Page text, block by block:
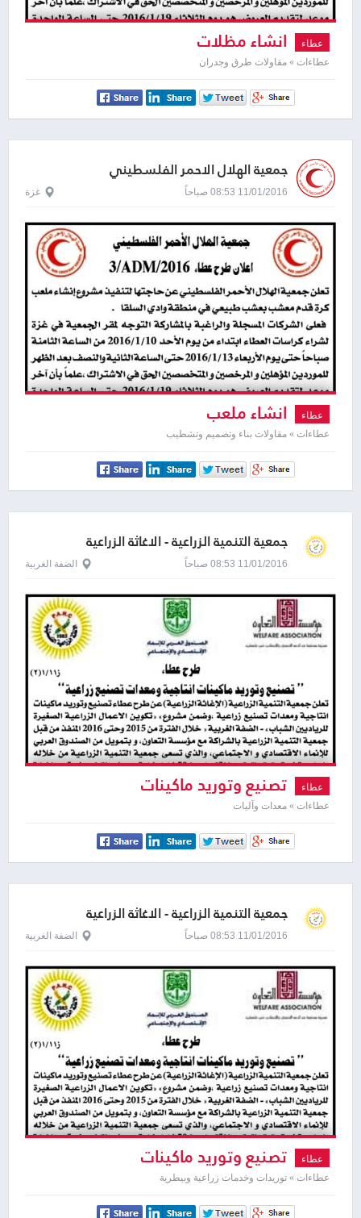
عطاء انشاء مظلات
عطاءات » مقاولات طرق وجدران
جمعية الهلال الاحمر الفلسطيني
11/01/2016 08:53 صباحاً غزة
عطاء انشاء ملعب
عطاءات » مقاولات بناء وتصميم وتشطيب
جمعية التنمية الزراعية - الاغاثة الزراعية
الفلسطينية - بارك
11/01/2016 08:53 صباحاً الضفة الغربية
عطاء تصنيع وتوريد ماكينات
عطاءات » معدات وآليات
جمعية التنمية الزراعية - الاغاثة الزراعية
الفلسطينية - بارك
11/01/2016 08:53 صباحاً الضفة الغربية
عطاء تصنيع وتوريد ماكينات
عطاءات » توريدات وخدمات زراعية وبيطرية